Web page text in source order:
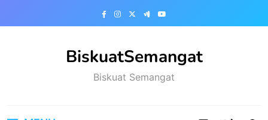
BiskuatSemangat
Biskuat Semangat